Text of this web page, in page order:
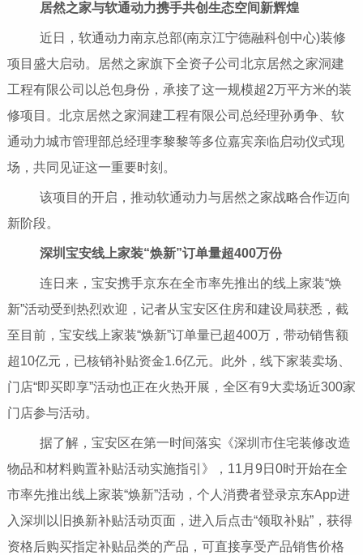
居然之家与软通动力携手共创生态空间新辉煌
近日，软通动力南京总部(南京江宁德融科创中心)装修
项目盛大启动。居然之家旗下全资子公司北京居然之家洞建
工程有限公司以总包身份，承接了这一规模超2万平方米的装
修项目。北京居然之家洞建工程有限公司总经理孙勇争、软
通动力城市管理部总经理李黎黎等多位嘉宾亲临启动仪式现
场，共同见证这一重要时刻。
该项目的开启，推动软通动力与居然之家战略合作迈向
新阶段。
深圳宝安线上家装“焕新”订单量超400万份
连日来，宝安携手京东在全市率先推出的线上家装“焕
新”活动受到热烈欢迎，记者从宝安区住房和建设局获悉，截
至目前，宝安线上家装“焕新”订单量已超400万，带动销售额
超10亿元，已核销补贴资金1.6亿元。此外，线下家装卖场、
门店“即买即享”活动也正在火热开展，全区有9大卖场近300家
门店参与活动。
据了解，宝安区在第一时间落实《深圳市住宅装修改造
物品和材料购置补贴活动实施指引》，11月9日0时开始在全
市率先推出线上家装“焕新”活动，个人消费者登录京东App进
入深圳以旧换新补贴活动页面，进入后点击“领取补贴”，获得
资格后购买指定补贴品类的产品，可直接享受产品销售价格